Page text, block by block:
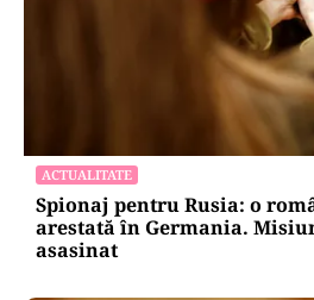
ACTUALITATE
Spionaj pentru Rusia: o
arestată în Germania.
asasinat